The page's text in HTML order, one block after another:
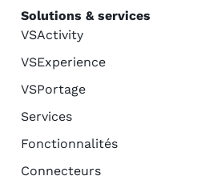
Solutions & services
VSActivity
VSExperience
VSPortage
Services
Fonctionnalités
Connecteurs